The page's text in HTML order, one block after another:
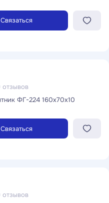
Связаться
отзывов
Гранитный памятник ФГ-224 160x70x10
Связаться
отзывов